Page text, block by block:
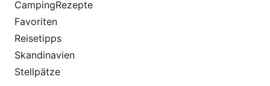
CampingRezepte
Favoriten
Reisetipps
Skandinavien
Stellpätze